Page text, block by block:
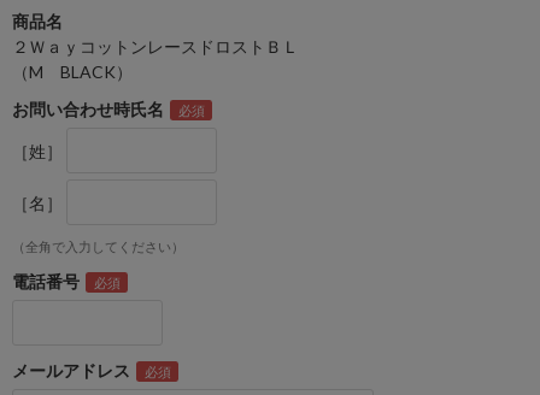
商品名
２ＷａｙコットンレースドロストＢＬ
（M BLACK）
お問い合わせ時氏名
［姓］
［名］
（全角で入力してください）
電話番号
メールアドレス